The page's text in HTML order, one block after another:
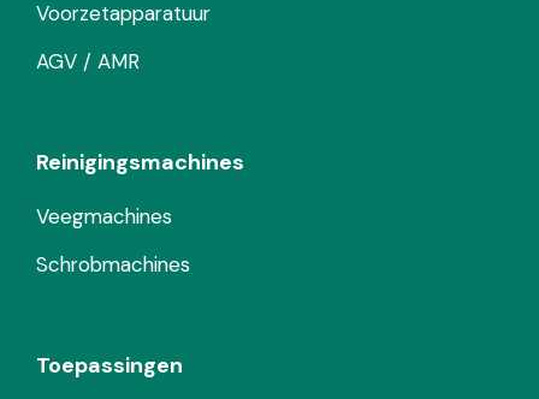
Voorzetapparatuur
AGV / AMR
Reinigingsmachines
Veegmachines
Schrobmachines
Toepassingen